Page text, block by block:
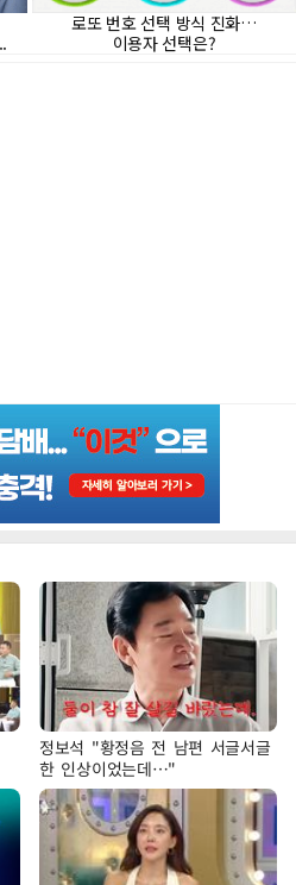
정보석 "황정음 전 남편 서글서글
한 인상이었는데…"